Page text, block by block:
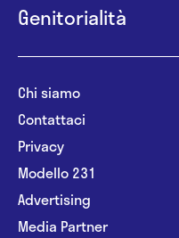
Genitorialità
Chi siamo
Contattaci
Privacy
Modello 231
Advertising
Media Partner